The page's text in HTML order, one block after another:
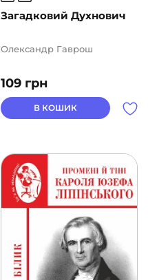
Загадковий Духнович
109 грн
Олександр Гаврош
В КОШИК